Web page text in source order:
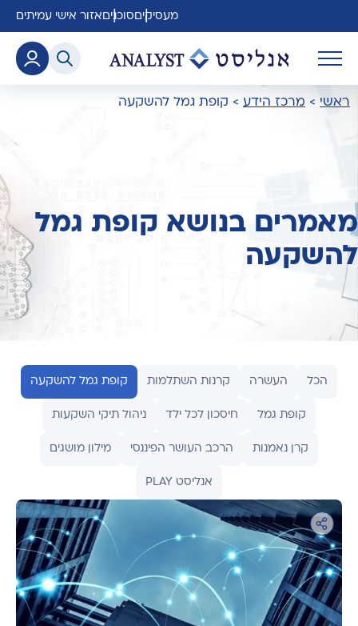
מעסיקים סוכנים אזור אישי עמיתים
ראשי > מרכז הידע > קופת גמל להשקעה
מאמרים בנושא קופת גמל
להשקעה
הכל העשרה קרנות השתלמות קופת גמל להשקעה
קופת גמל חיסכון לכל ילד ניהול תיקי השקעות
קרן נאמנות הרכב העושר הפיננסי מילון מושגים
אנליסט PLAY